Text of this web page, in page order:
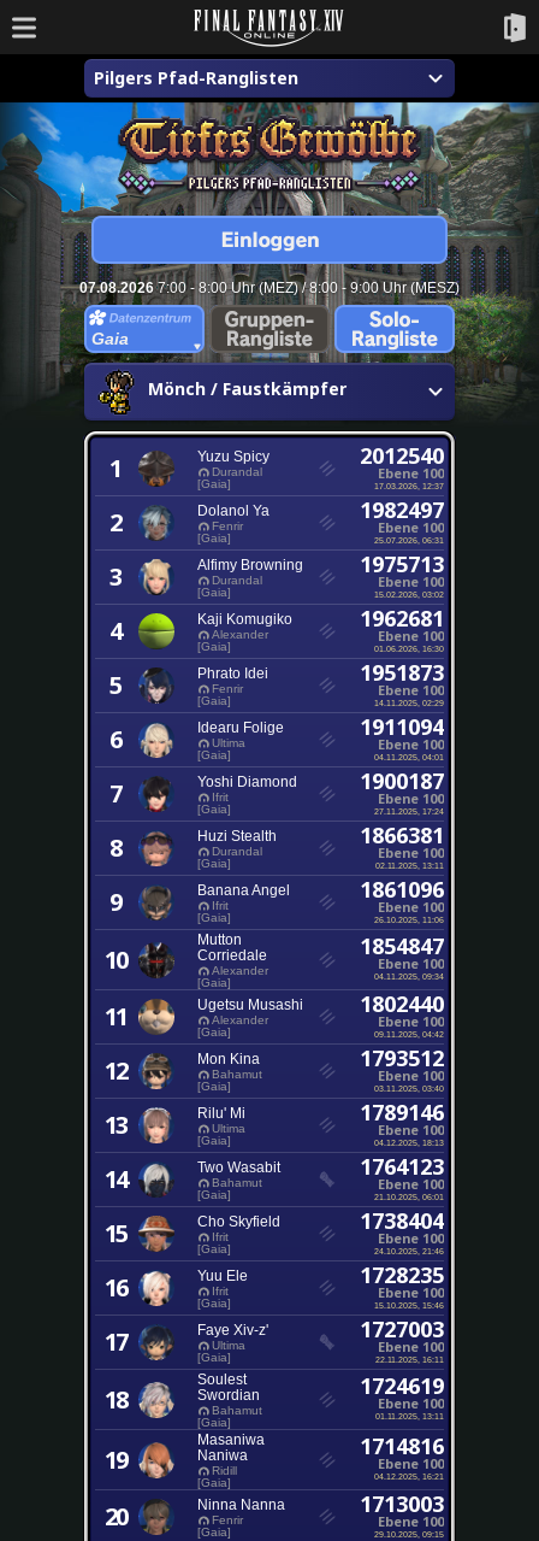
Pilgers Pfad-Ranglisten
07.08.20267:00 - 8:00 Uhr (MEZ) / 8:00 - 9:00 Uhr (MESZ)
Gaia
Mönch / Faustkämpfer
1 Yuzu Spicy
Durandal
[Gaia]
2012540
Ebene 100
17.03.2026, 12:37
2 Dolanol Ya
Fenrir
[Gaia]
1982497
Ebene 100
25.07.2026, 06:31
3 Alfimy Browning
Durandal
[Gaia]
1975713
Ebene 100
15.02.2026, 03:02
4 Kaji Komugiko
Alexander
[Gaia]
1962681
Ebene 100
01.06.2026, 16:30
5 Phrato Idei
Fenrir
[Gaia]
1951873
Ebene 100
14.11.2025, 02:29
6 Idearu Folige
Ultima
[Gaia]
1911094
Ebene 100
04.11.2025, 04:01
7 Yoshi Diamond
Ifrit
[Gaia]
1900187
Ebene 100
27.11.2025, 17:24
8 Huzi Stealth
Durandal
[Gaia]
1866381
Ebene 100
02.11.2025, 13:11
9 Banana Angel
Ifrit
[Gaia]
1861096
Ebene 100
26.10.2025, 11:06
10
Mutton
Corriedale
Alexander
[Gaia]
1854847
Ebene 100
04.11.2025, 09:34
11 Ugetsu Musashi
Alexander
[Gaia]
1802440
Ebene 100
09.11.2025, 04:42
12 Mon Kina
Bahamut
[Gaia]
1793512
Ebene 100
03.11.2025, 03:40
13 Rilu' Mi
Ultima
[Gaia]
1789146
Ebene 100
04.12.2025, 18:13
14 Two Wasabit
Bahamut
[Gaia]
1764123
Ebene 100
21.10.2025, 06:01
15 Cho Skyfield
Ifrit
[Gaia]
1738404
Ebene 100
24.10.2025, 21:46
16 Yuu Ele
Ifrit
[Gaia]
1728235
Ebene 100
15.10.2025, 15:46
17 Faye Xiv-z'
Ultima
[Gaia]
1727003
Ebene 100
22.11.2025, 16:11
18
Soulest
Swordian
Bahamut
[Gaia]
1724619
Ebene 100
01.11.2025, 13:11
19
Masaniwa
Naniwa
Ridill
[Gaia]
1714816
Ebene 100
04.12.2025, 16:21
20 Ninna Nanna
Fenrir
[Gaia]
1713003
Ebene 100
29.10.2025, 09:15